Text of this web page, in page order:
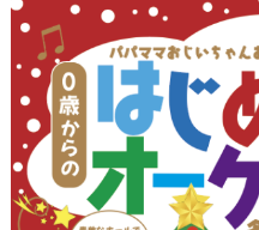
サイトマップ